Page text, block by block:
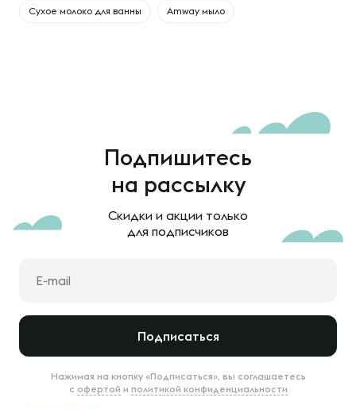
Сухое молоко для ванны Amway мыло
Подпишитесь
на рассылку
Скидки и акции только
для подписчиков
Подписаться
Нажимая на кнопку «Подписаться», вы соглашаетесь
с офертой и политикой конфиденциальности